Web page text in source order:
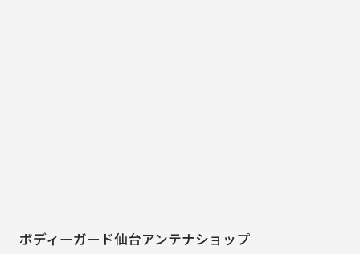
ボディーガード仙台アンテナショップ